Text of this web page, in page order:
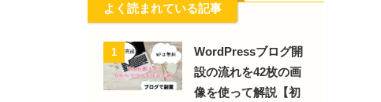
よく読まれている記事
1
WordPressブログ開
設の流れを42枚の画
像を使って解説【初